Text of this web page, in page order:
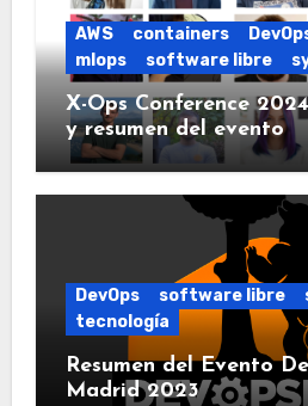
AWS containers
mlops
software libre
X-Ops Conference
y resumen del evento
DevOps software libre
tecnología
Resumen del Evento
Madrid 2023